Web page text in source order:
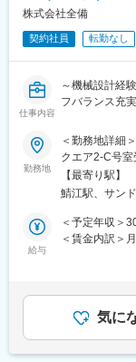
・商材：空調
■当社の特徴：
・セディアグ
業を展開。生
・直近10年で
ンナップ
・全国628拠
に根差したネ
※（1）~（3）
※常時3件程度
※部署として営
テラン社員が
■入社後につい
まずは織機で
開発チーム（
ながら、開発
■当社製品につ
います。
ダウンジャケ
合成繊維（ポ
行っています
自社一貫で企
また、海外ブ
株式会社全備
契約社員 転勤なし
仕事内容
～機械設計経
フバランス充
【業務内容】
設備機器、自
務を経験に応
概要：省力機
打ち合わせ。
担当工程：形
＜ビジョン＞
全備が “技術
勤務地
＜勤務地詳細
クエア2-C号
【最寄り駅】
鯖江駅、サン
給与
＜予定年収＞
＜賃金内訳＞
＞※予定年収
■昇給：年1回
賞与：年2回（
選考を通じて
気に